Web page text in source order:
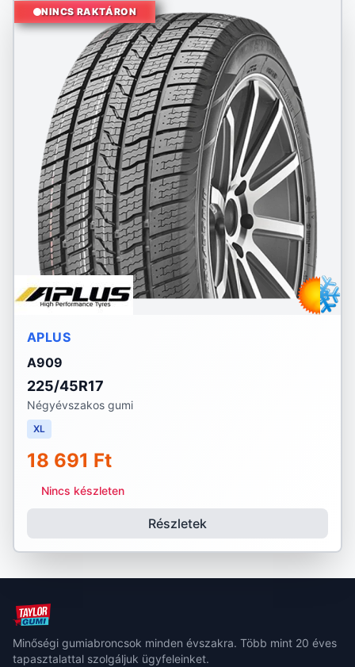
NINCS RAKTÁRON
APLUS
A909
225/45R17
Négyévszakos gumi
XL
18 691 Ft
Nincs készleten
Részletek
Minőségi gumiabroncsok minden évszakra. Több mint 20 éves
tapasztalattal szolgáljuk ügyfeleinket.